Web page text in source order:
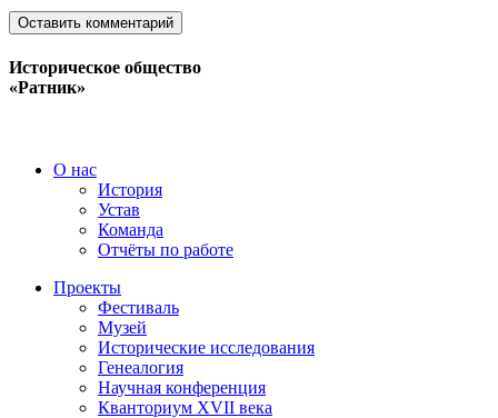
Историческое общество
«Ратник»
О нас
История
Устав
Команда
Отчёты по работе
Проекты
Фестиваль
Музей
Исторические исследования
Генеалогия
Научная конференция
Кванториум XVII века